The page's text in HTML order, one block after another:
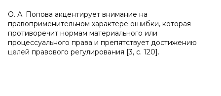
О. А. Попова акцентирует внимание на
правоприменительном характере ошибки, которая
противоречит нормам материального или
процессуального права и препятствует достижению
целей правового регулирования [3, с. 120].